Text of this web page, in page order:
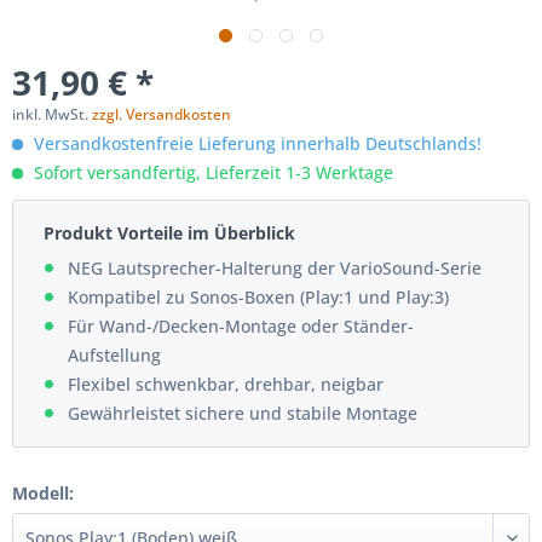
31,90 € *
inkl. MwSt.zzgl. Versandkosten
Versandkostenfreie Lieferung innerhalb Deutschlands!
Sofort versandfertig, Lieferzeit 1-3 Werktage
Produkt Vorteile im Überblick
NEG Lautsprecher-Halterung der VarioSound-Serie
Kompatibel zu Sonos-Boxen (Play:1 und Play:3)
Für Wand-/Decken-Montage oder Ständer-
Aufstellung
Flexibel schwenkbar, drehbar, neigbar
Gewährleistet sichere und stabile Montage
Modell: